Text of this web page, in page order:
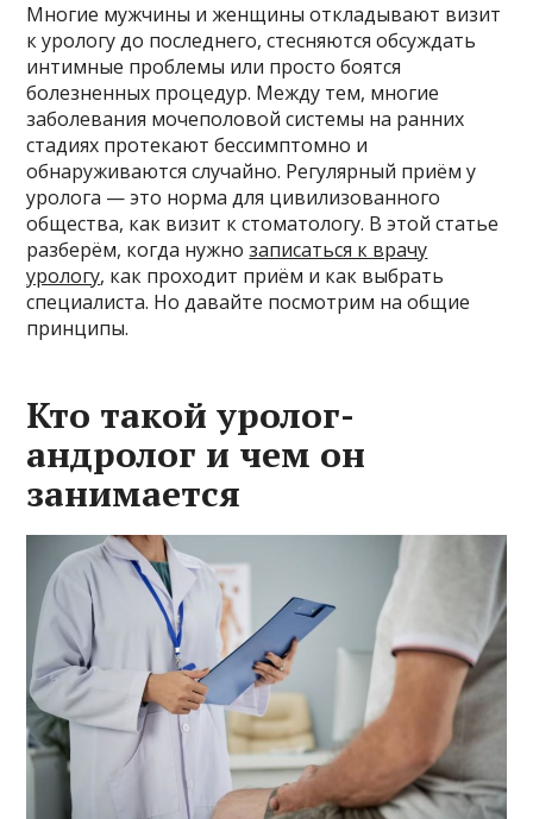
Многие мужчины и женщины откладывают визит
к урологу до последнего, стесняются обсуждать
интимные проблемы или просто боятся
болезненных процедур. Между тем, многие
заболевания мочеполовой системы на ранних
стадиях протекают бессимптомно и
обнаруживаются случайно. Регулярный приём у
уролога — это норма для цивилизованного
общества, как визит к стоматологу. В этой статье
разберём, когда нужнозаписаться к врачу
урологу, как проходит приём и как выбрать
специалиста. Но давайте посмотрим на общие
принципы.
Кто такой уролог-
андролог и чем он
занимается